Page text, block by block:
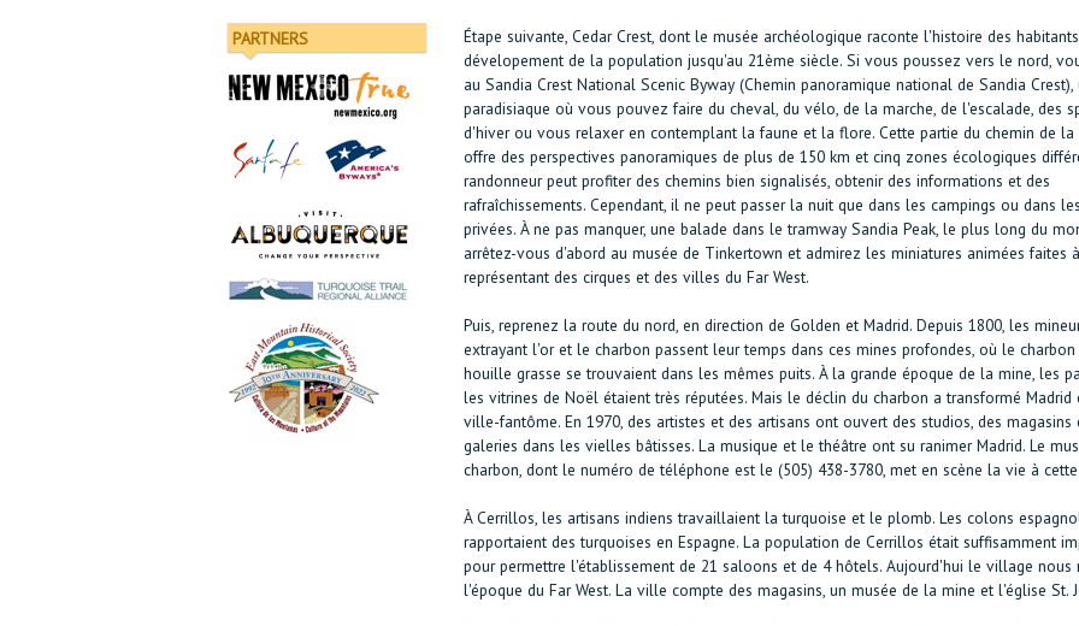
PARTNERS
Étape suivante, Cedar Crest, dont le musée archéologique raconte l'histoire des
dévelopement de la population jusqu'au 21ème siècle. Si vous poussez vers le nord,
au Sandia Crest National Scenic Byway (Chemin panoramique national de Sandia
paradisiaque où vous pouvez faire du cheval, du vélo, de la marche, de l'escalade, des
d'hiver ou vous relaxer en contemplant la faune et la flore. Cette partie du chemin de la
offre des perspectives panoramiques de plus de 150 km et cinq zones écologiques
randonneur peut profiter des chemins bien signalisés, obtenir des informations et des
rafraîchissements. Cependant, il ne peut passer la nuit que dans les campings ou dans
privées. À ne pas manquer, une balade dans le tramway Sandia Peak, le plus long du
arrêtez-vous d'abord au musée de Tinkertown et admirez les miniatures animées faites
représentant des cirques et des villes du Far West.
Puis, reprenez la route du nord, en direction de Golden et Madrid. Depuis 1800, les
extrayant l'or et le charbon passent leur temps dans ces mines profondes, où le
houille grasse se trouvaient dans les mêmes puits. À la grande époque de la mine, les
les vitrines de Noël étaient très réputées. Mais le déclin du charbon a transformé Madrid
ville-fantôme. En 1970, des artistes et des artisans ont ouvert des studios, des magasins
galeries dans les vielles bâtisses. La musique et le théâtre ont su ranimer Madrid. Le
charbon, dont le numéro de téléphone est le (505) 438-3780, met en scène la vie à
À Cerrillos, les artisans indiens travaillaient la turquoise et le plomb. Les colons
rapportaient des turquoises en Espagne. La population de Cerrillos était suffisamment
pour permettre l'établissement de 21 saloons et de 4 hôtels. Aujourd'hui le village nous
l'époque du Far West. La ville compte des magasins, un musée de la mine et l'église St.